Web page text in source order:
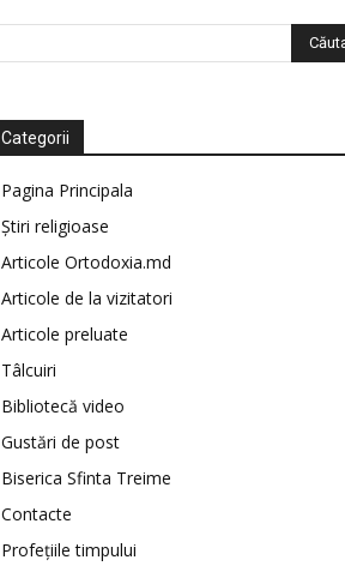
Categorii
Pagina Principala
Știri religioase
Articole Ortodoxia.md
Articole de la vizitatori
Articole preluate
Tâlcuiri
Bibliotecă video
Gustări de post
Biserica Sfinta Treime
Contacte
Profețiile timpului